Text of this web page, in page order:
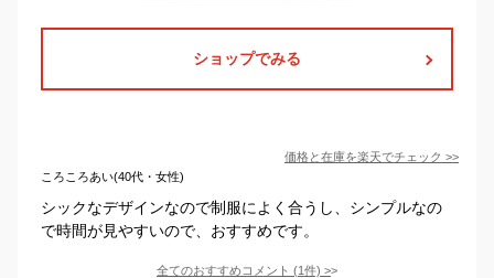
ショップでみる
価格と在庫を楽天でチェック >>
ころころあい(40代・女性)
シックなデザインなので制服によく合うし、シンプルなの
で時間が見やすいので、おすすめです。
全てのおすすめコメント (1件) >